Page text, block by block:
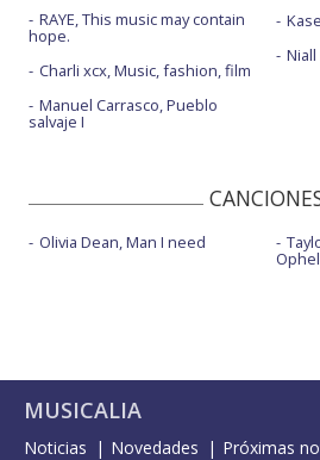
RAYE, This music may contain
hope.
Charli xcx, Music, fashion, film
Manuel Carrasco, Pueblo
salvaje I
Olivia Dean, Man I need
MUSICALIA
Noticias Novedades
Próximas